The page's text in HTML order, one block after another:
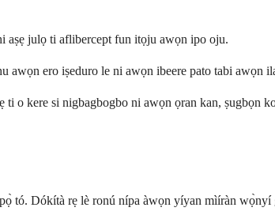
aṣẹ julọ ti aflibercept fun itọju awọn ipo oju.
ero iṣeduro le ni awọn ibeere pato tabi awọn
kere si nigbagbogbo ni awọn ọran kan, ṣugbọn
tó. Dókítà rẹ lè ronú nípa àwọn yíyan mìíràn wọ̀nyí